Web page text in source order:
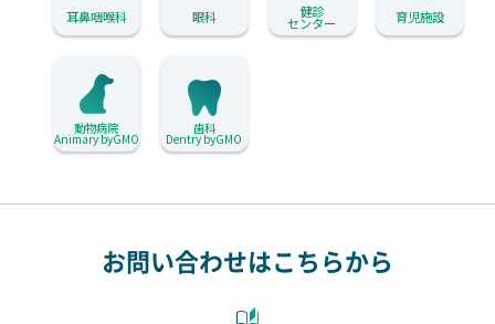
耳鼻咽喉科 眼科 健診
センター 育児施設
動物病院
Animary byGMO
歯科
Dentry byGMO
お問い合わせはこちらから